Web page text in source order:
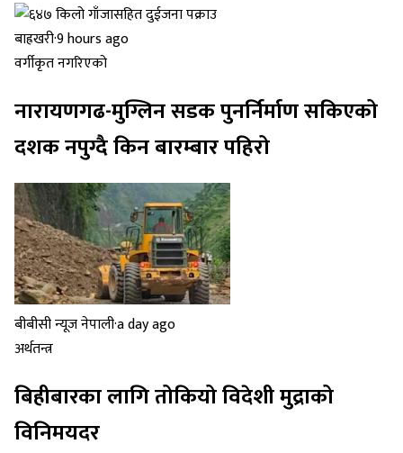
बाह्रखरी·9 hours ago
वर्गीकृत नगरिएको
नारायणगढ-मुग्लिन सडक पुनर्निर्माण सकिएको
दशक नपुग्दै किन बारम्बार पहिरो
बीबीसी न्यूज नेपाली·a day ago
अर्थतन्त्र
बिहीबारका लागि तोकियो विदेशी मुद्राको
विनिमयदर